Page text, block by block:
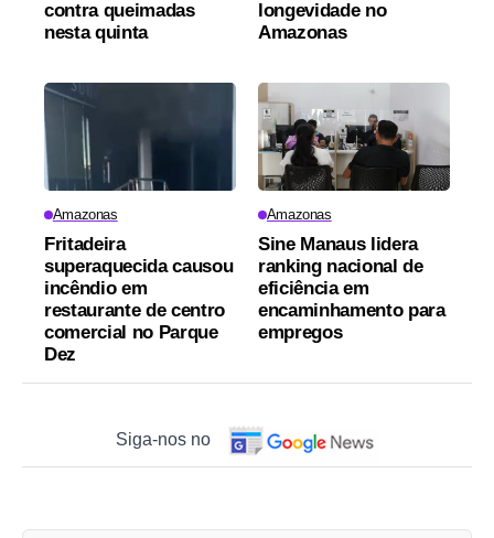
contra queimadas
nesta quinta
longevidade no
Amazonas
Amazonas
Fritadeira
superaquecida causou
incêndio em
restaurante de centro
comercial no Parque
Dez
Amazonas
Sine Manaus lidera
ranking nacional de
eficiência em
encaminhamento para
empregos
Siga-nos no